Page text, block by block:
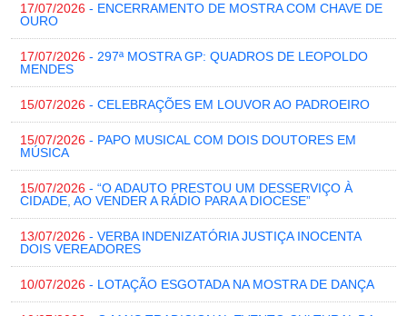
17/07/2026 - ENCERRAMENTO DE MOSTRA COM CHAVE DE
OURO
17/07/2026 - 297ª MOSTRA GP: QUADROS DE LEOPOLDO
MENDES
15/07/2026 - CELEBRAÇÕES EM LOUVOR AO PADROEIRO
15/07/2026 - PAPO MUSICAL COM DOIS DOUTORES EM
MÚSICA
15/07/2026 - “O ADAUTO PRESTOU UM DESSERVIÇO À
CIDADE, AO VENDER A RÁDIO PARA A DIOCESE”
13/07/2026 - VERBA INDENIZATÓRIA JUSTIÇA INOCENTA
DOIS VEREADORES
10/07/2026 - LOTAÇÃO ESGOTADA NA MOSTRA DE DANÇA